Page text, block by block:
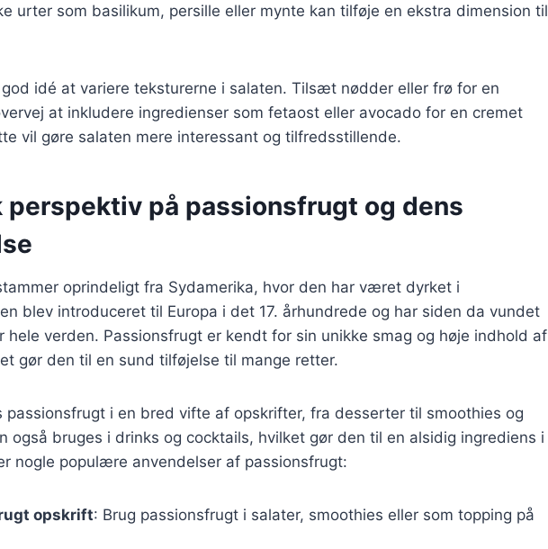
urter som basilikum, persille eller mynte kan tilføje en ekstra dimension til
idé at variere teksturerne i salaten. Tilsæt nødder eller frø for en
at inkludere ingredienser som fetaost eller avocado for en cremet
vil gøre salaten mere interessant og tilfredsstillende.
perspektiv på passionsfrugt og dens
oprindeligt fra Sydamerika, hvor den har været dyrket i
blev introduceret til Europa i det 17. århundrede og har siden da vundet
hele verden. Passionsfrugt er kendt for sin unikke smag og høje indhold af
gør den til en sund tilføjelse til mange retter.
passionsfrugt i en bred vifte af opskrifter, fra desserter til smoothies og
også bruges i drinks og cocktails, hvilket gør den til en alsidig ingrediens i
nogle populære anvendelser af passionsfrugt:
opskrift: Brug passionsfrugt i salater, smoothies eller som topping på